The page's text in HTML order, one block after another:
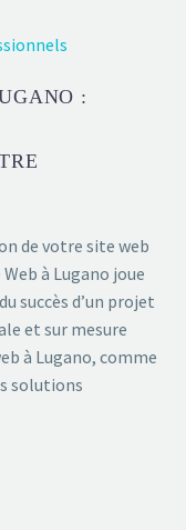
:
de votre site web
à Lugano joue
succès d’un projet
et sur mesure
à Lugano, comme
solutions